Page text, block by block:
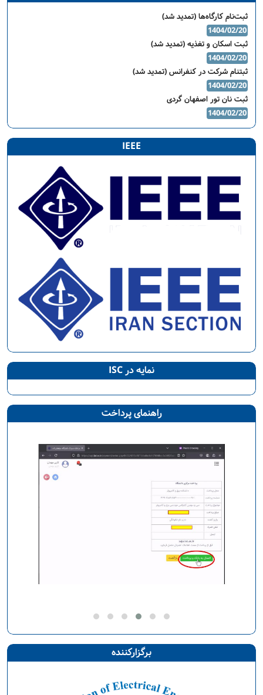
ثبت‌نام کارگاه‌ها (تمدید شد)
1404/02/20
ثبت اسکان و تغذیه (تمدید شد)
1404/02/20
ثبتنام شرکت در کنفرانس (تمدید شد)
1404/02/20
ثبت نان تور اصفهان گردی
1404/02/20
IEEE
نمایه در ISC
راهنمای پرداخت
برگزارکننده